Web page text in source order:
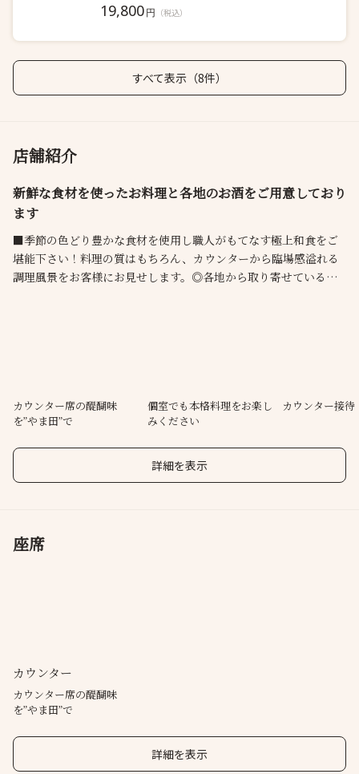
19,800円 （税込）
すべて表示（8件）
店舗紹介
新鮮な食材を使ったお料理と各地のお酒をご用意しており
ます
■季節の色どり豊かな食材を使用し職人がもてなす極上和食をご
堪能下さい！料理の質はもちろん、カウンターから臨場感溢れる
調理風景をお客様にお見せします。◎各地から取り寄せている日
カウンター席の醍醐味
を”やま田”で
個室でも本格料理をお楽し
みください
カウンター接待
詳細を表示
座席
カウンター
カウンター席の醍醐味
を”やま田”で
詳細を表示